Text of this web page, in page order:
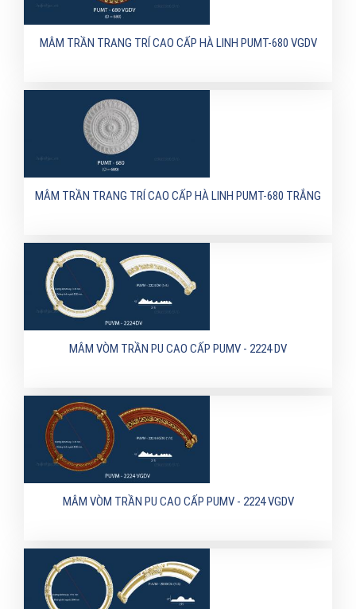
MÂM TRẦN TRANG TRÍ CAO CẤP HÀ LINH PUMT-680 VGDV
MÂM TRẦN TRANG TRÍ CAO CẤP HÀ LINH PUMT-680 TRẮNG
MÂM VÒM TRẦN PU CAO CẤP PUMV - 2224 DV
MÂM VÒM TRẦN PU CAO CẤP PUMV - 2224 VGDV